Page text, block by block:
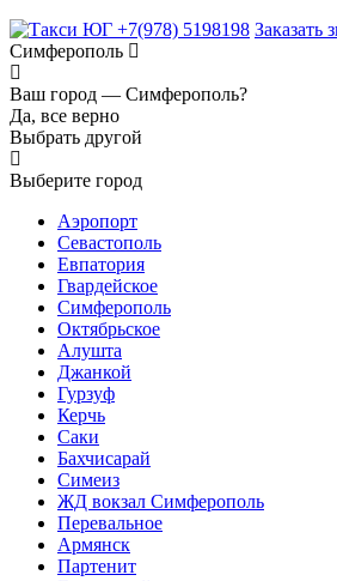
+7(978) 5198198 Заказать
Симферополь
Ваш город — Симферополь?
Да, все верно
Выбрать другой
Выберите город
Аэропорт
Севастополь
Евпатория
Гвардейское
Симферополь
Октябрьское
Алушта
Джанкой
Гурзуф
Керчь
Саки
Бахчисарай
Симеиз
ЖД вокзал Симферополь
Перевальное
Армянск
Партенит